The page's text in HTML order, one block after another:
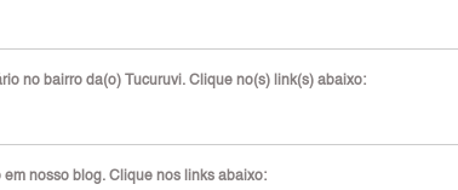
no bairro da(o) Tucuruvi. Clique no(s) link(s) abaixo:
nosso blog. Clique nos links abaixo: